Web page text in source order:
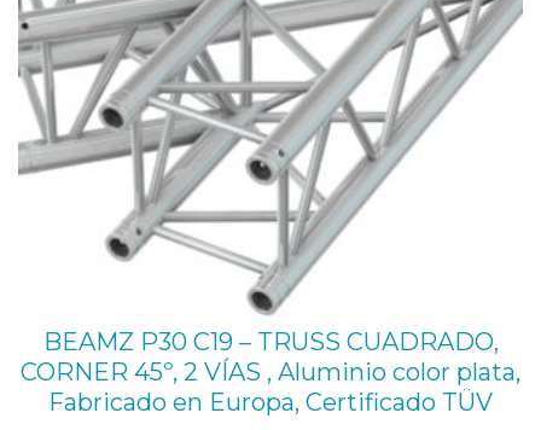
a
n
t
i
d
BEAMZ P30 C19 – TRUSS CUADRADO,
CORNER 45º, 2 VÍAS , Aluminio color plata,
Fabricado en Europa, Certificado TÜV